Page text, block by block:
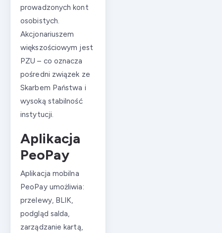
prowadzonych kont
osobistych.
Akcjonariuszem
większościowym jest
PZU – co oznacza
pośredni związek ze
Skarbem Państwa i
wysoką stabilność
instytucji.
Aplikacja
PeoPay
Aplikacja mobilna
PeoPay umożliwia:
przelewy, BLIK,
podgląd salda,
zarządzanie kartą,